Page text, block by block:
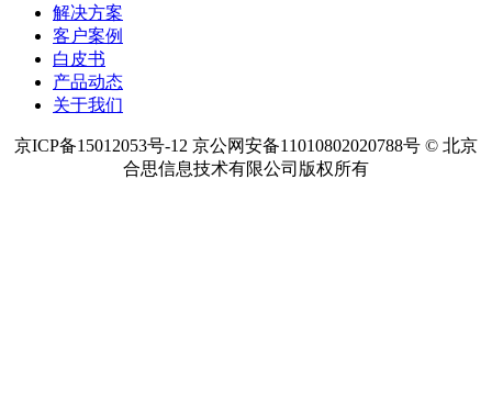
解决方案
客户案例
白皮书
产品动态
关于我们
京ICP备15012053号-12 京公网安备11010802020788号 © 北京
合思信息技术有限公司版权所有